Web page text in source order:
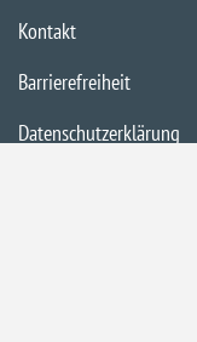
Kontakt
Barrierefreiheit
Datenschutzerklärung